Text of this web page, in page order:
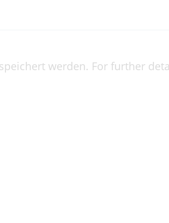
werden. For further